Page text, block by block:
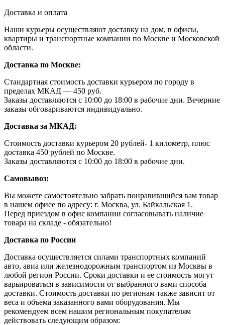
Доставка и оплата
Наши курьеры осуществляют доставку на дом, в офисы,
квартиры и транспортные компании по Москве и Московской
области.
Доставка по Москве:
Стандартная стоимость доставки курьером по городу в
пределах МКАД — 450 руб.
Заказы доставляются с 10:00 до 18:00 в рабочие дни. Вечерние
заказы обговариваются индивидуально.
Доставка за МКАД:
Стоимость доставки курьером 20 рублей- 1 километр, плюс
доставка 450 рублей по Москве.
Заказы доставляются с 10:00 до 18:00 в рабочие дни.
Самовывоз:
Вы можете самостоятельно забрать понравившийся вам товар
в нашем офисе по адресу: г. Москва, ул. Байкальская 1.
Перед приездом в офис компании согласовывать наличие
товара на складе - обязательно!
Доставка по России
Доставка осуществляется силами транспортных компаний
авто, авиа или железнодорожным транспортом из Москвы в
любой регион России. Сроки доставки и ее стоимость могут
варьироваться в зависимости от выбранного вами способа
доставки. Стоимость доставки по регионам также зависит от
веса и объема заказанного вами оборудования. Мы
рекомендуем всем нашим региональным покупателям
действовать следующим образом: